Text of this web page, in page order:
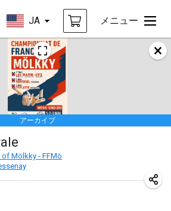
JA メニュー
アーカイブ
Mölkky - FFMö
année
フランス
Triplette
|フランス
|ベルギー